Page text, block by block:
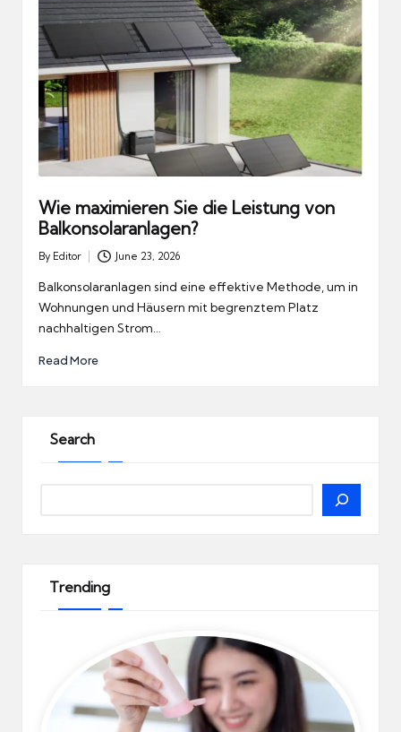
Wie maximieren Sie die Leistung von
Balkonsolaranlagen?
Posted
by
By Editor June 23, 2026
Balkonsolaranlagen sind eine effektive Methode, um in
Wohnungen und Häusern mit begrenztem Platz
nachhaltigen Strom…
Read More
Search
Trending